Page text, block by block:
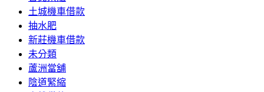
土城機車借款
抽水肥
新莊機車借款
未分類
蘆洲當舖
陰道緊縮